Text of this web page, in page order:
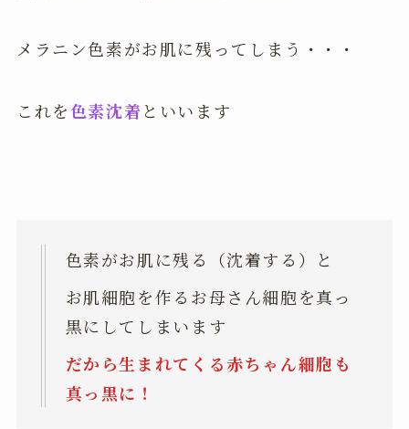
メラニン色素がお肌に残ってしまう・・・
これを色素沈着といいます
色素がお肌に残る（沈着する）と
お肌細胞を作るお母さん細胞を真っ
黒にしてしまいます
だから生まれてくる赤ちゃん細胞も
真っ黒に！